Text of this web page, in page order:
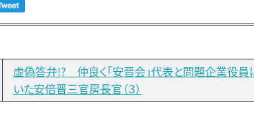
虚偽答弁!? 仲良く「安晋会」代表と問題企業役員
いた安倍晋三官房長官（３）